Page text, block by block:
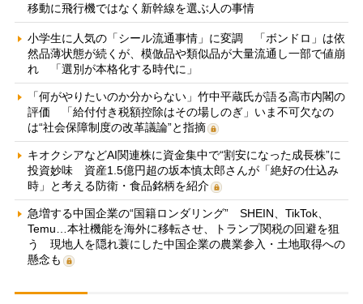
移動に飛行機ではなく新幹線を選ぶ人の事情
小学生に人気の「シール流通事情」に変調 「ボンドロ」は依
然品薄状態が続くが、模倣品や類似品が大量流通し一部で値崩
れ 「選別が本格化する時代に」
「何がやりたいのか分からない」竹中平蔵氏が語る高市内閣の
評価 「給付付き税額控除はその場しのぎ」いま不可欠なの
は“社会保障制度の改革議論”と指摘
キオクシアなどAI関連株に資金集中で“割安になった成長株”に
投資妙味 資産1.5億円超の坂本慎太郎さんが「絶好の仕込み
時」と考える防衛・食品銘柄を紹介
急増する中国企業の“国籍ロンダリング” SHEIN、TikTok、
Temu…本社機能を海外に移転させ、トランプ関税の回避を狙
う 現地人を隠れ蓑にした中国企業の農業参入・土地取得への
懸念も